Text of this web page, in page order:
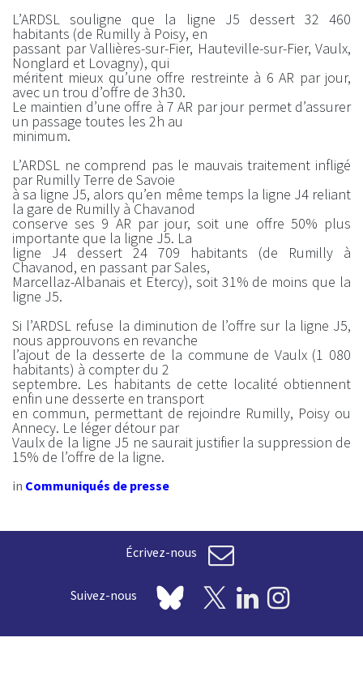
L’ARDSL souligne que la ligne J5 dessert 32 460
habitants (de Rumilly à Poisy, en
passant par Vallières-sur-Fier, Hauteville-sur-Fier, Vaulx,
Nonglard et Lovagny), qui
méritent mieux qu’une offre restreinte à 6 AR par jour,
avec un trou d’offre de 3h30.
Le maintien d’une offre à 7 AR par jour permet d’assurer
un passage toutes les 2h au
minimum.
L’ARDSL ne comprend pas le mauvais traitement infligé
par Rumilly Terre de Savoie
à sa ligne J5, alors qu’en même temps la ligne J4 reliant
la gare de Rumilly à Chavanod
conserve ses 9 AR par jour, soit une offre 50% plus
importante que la ligne J5. La
ligne J4 dessert 24 709 habitants (de Rumilly à
Chavanod, en passant par Sales,
Marcellaz-Albanais et Etercy), soit 31% de moins que la
ligne J5.
Si l’ARDSL refuse la diminution de l’offre sur la ligne J5,
nous approuvons en revanche
l’ajout de la desserte de la commune de Vaulx (1 080
habitants) à compter du 2
septembre. Les habitants de cette localité obtiennent
enfin une desserte en transport
en commun, permettant de rejoindre Rumilly, Poisy ou
Annecy. Le léger détour par
Vaulx de la ligne J5 ne saurait justifier la suppression de
15% de l’offre de la ligne.
in Communiqués de presse
Écrivez-nous
Suivez-nous